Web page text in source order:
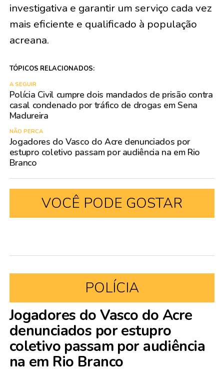
investigativa e garantir um serviço cada vez
mais eficiente e qualificado à população
acreana.
TÓPICOS RELACIONADOS:
A SEGUIR
Polícia Civil cumpre dois mandados de prisão contra
casal condenado por tráfico de drogas em Sena
Madureira
NÃO PERCA
Jogadores do Vasco do Acre denunciados por
estupro coletivo passam por audiência na em Rio
Branco
VOCÊ PODE GOSTAR
POLÍCIA
Jogadores do Vasco do Acre
denunciados por estupro
coletivo passam por audiência
na em Rio Branco